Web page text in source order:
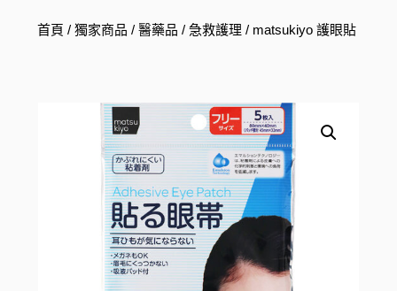
首頁 /獨家商品 /醫藥品 /急救護理 / matsukiyo 護眼貼